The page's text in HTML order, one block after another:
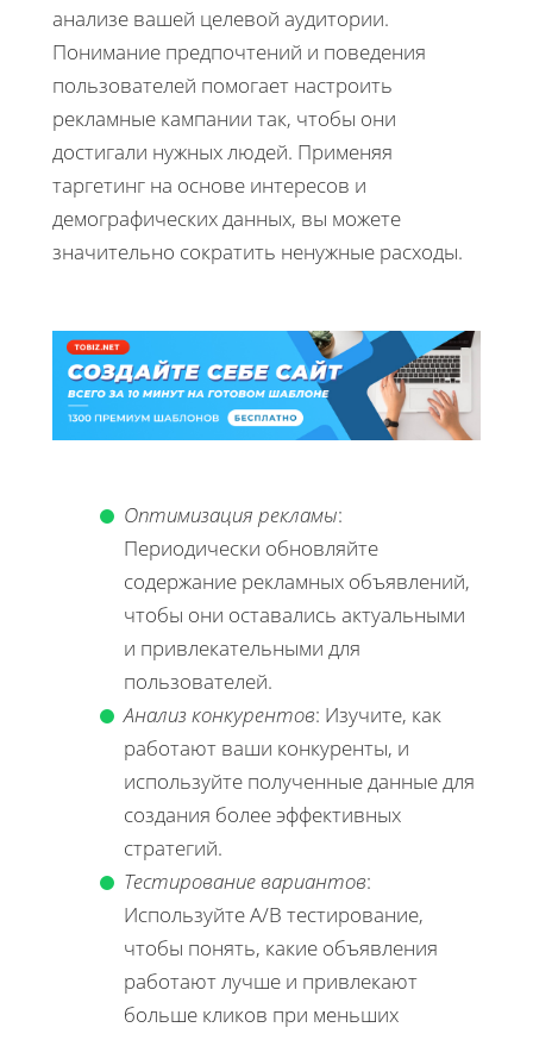
анализе вашей целевой аудитории.
Понимание предпочтений и поведения
пользователей помогает настроить
рекламные кампании так, чтобы они
достигали нужных людей. Применяя
таргетинг на основе интересов и
демографических данных, вы можете
значительно сократить ненужные расходы.
Оптимизация рекламы:
Периодически обновляйте
содержание рекламных объявлений,
чтобы они оставались актуальными
и привлекательными для
пользователей.
Анализ конкурентов: Изучите, как
работают ваши конкуренты, и
используйте полученные данные для
создания более эффективных
стратегий.
Тестирование вариантов:
Используйте A/B тестирование,
чтобы понять, какие объявления
работают лучше и привлекают
больше кликов при меньших